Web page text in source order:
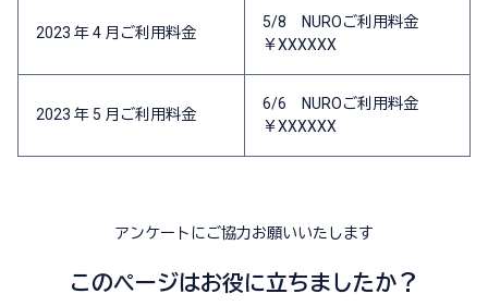
2023 年 4 月ご利用料金
5/8 NUROご利用料金
￥XXXXXX
2023 年 5 月ご利用料金
6/6 NUROご利用料金
￥XXXXXX
アンケートにご協力お願いいたします
このページはお役に立ちましたか？